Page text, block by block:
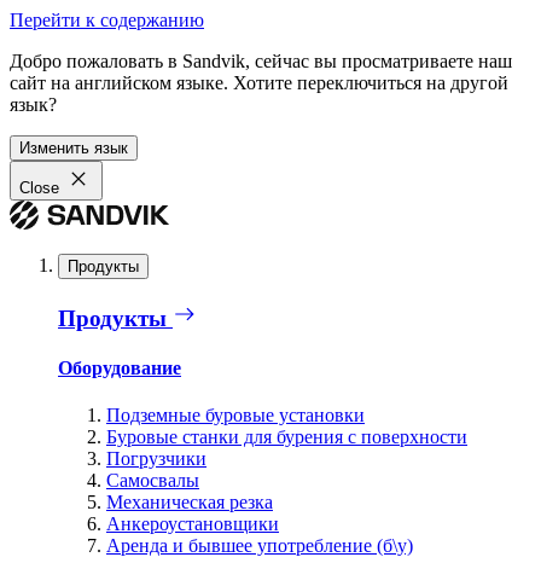
Перейти к содержанию
Добро пожаловать в Sandvik, сейчас вы просматриваете наш
сайт на английском языке. Хотите переключиться на другой
язык?
Изменить язык
Close
Продукты
Продукты
Оборудование
Подземные буровые установки
Буровые станки для бурения с поверхности
Погрузчики
Самосвалы
Механическая резка
Анкероустановщики
Аренда и бывшее употребление (б\у)